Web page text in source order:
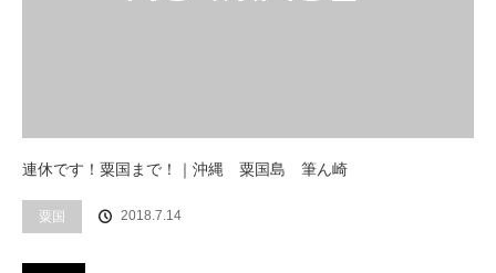
連休です！粟国まで！｜沖縄 粟国島 筆ん崎
粟国 2018.7.14